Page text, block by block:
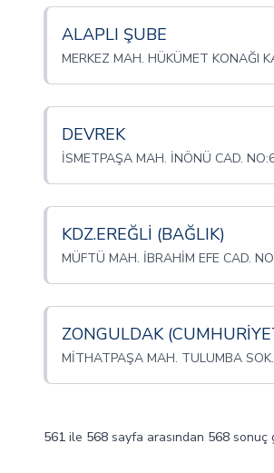
ALAPLI ŞUBE
MERKEZ MAH. HÜKÜMET KONAĞI
DEVREK
İSMETPAŞA MAH. İNÖNÜ CAD.
KDZ.EREĞLİ (BAĞLIK)
MÜFTÜ MAH. İBRAHİM EFE CAD.
ZONGULDAK
MİTHATPAŞA MAH. TULUMBA
561 ile 568 sayfa arasından 568 sonuç